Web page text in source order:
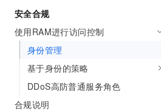
安全合规
使用RAM进行访问控制
身份管理
基于身份的策略
DDoS高防普通服务角色
合规说明